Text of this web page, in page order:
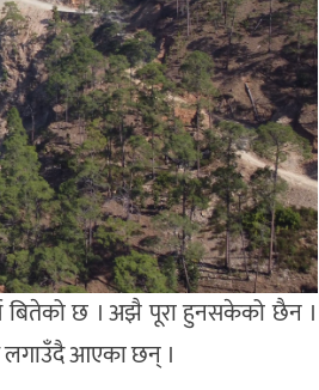
बितेको छ । अझै पूरा हुनसकेको छैन ।
लगाउँदै आएका छन् ।